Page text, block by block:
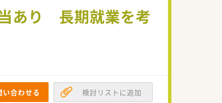
あり 長期就業を考
い合わせる 検討リストに追加